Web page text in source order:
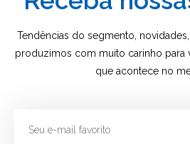
Tendências do segmento,
produzimos com muito carinho para
que acontece no